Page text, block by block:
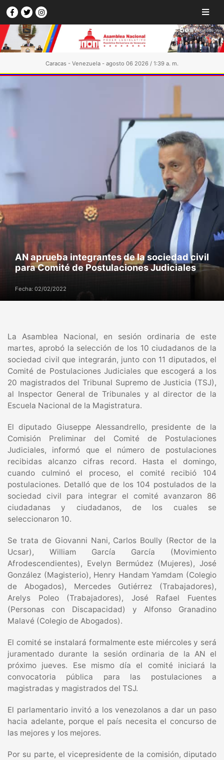
Caracas - Venezuela - agosto 06 2026 / 1:39 a. m.
AN aprueba integrantes de la sociedad civil
para Comité de Postulaciones Judiciales
Fecha: 02/02/2022
La Asamblea Nacional, en sesión ordinaria de este
martes, aprobó la selección de los 10 ciudadanos de la
sociedad civil que integrarán, junto con 11 diputados, el
Comité de Postulaciones Judiciales que escogerá a los
20 magistrados del Tribunal Supremo de Justicia (TSJ),
al Inspector General de Tribunales y al director de la
Escuela Nacional de la Magistratura.
El diputado Giuseppe Alessandrello, presidente de la
Comisión Preliminar del Comité de Postulaciones
Judiciales, informó que el número de postulaciones
recibidas alcanzo cifras record. Hasta el domingo,
cuando culminó el proceso, el comité recibió 104
postulaciones. Detalló que de los 104 postulados de la
sociedad civil para integrar el comité avanzaron 86
ciudadanas y ciudadanos, de los cuales se
seleccionaron 10.
Se trata de Giovanni Nani, Carlos Boully (Rector de la
Ucsar), William García García (Movimiento
Afrodescendientes), Evelyn Bermúdez (Mujeres), José
González (Magisterio), Henry Handam Yamdam (Colegio
de Abogados), Mercedes Gutiérrez (Trabajadores),
Arelys Poleo (Trabajadores), José Rafael Fuentes
(Personas con Discapacidad) y Alfonso Granadino
Malavé (Colegio de Abogados).
El comité se instalará formalmente este miércoles y será
juramentado durante la sesión ordinaria de la AN el
próximo jueves. Ese mismo día el comité iniciará la
convocatoria pública para las postulaciones a
magistradas y magistrados del TSJ.
El parlamentario invitó a los venezolanos a dar un paso
hacia adelante, porque el país necesita el concurso de
las mejores y los mejores.
Por su parte, el vicepresidente de la comisión, diputado